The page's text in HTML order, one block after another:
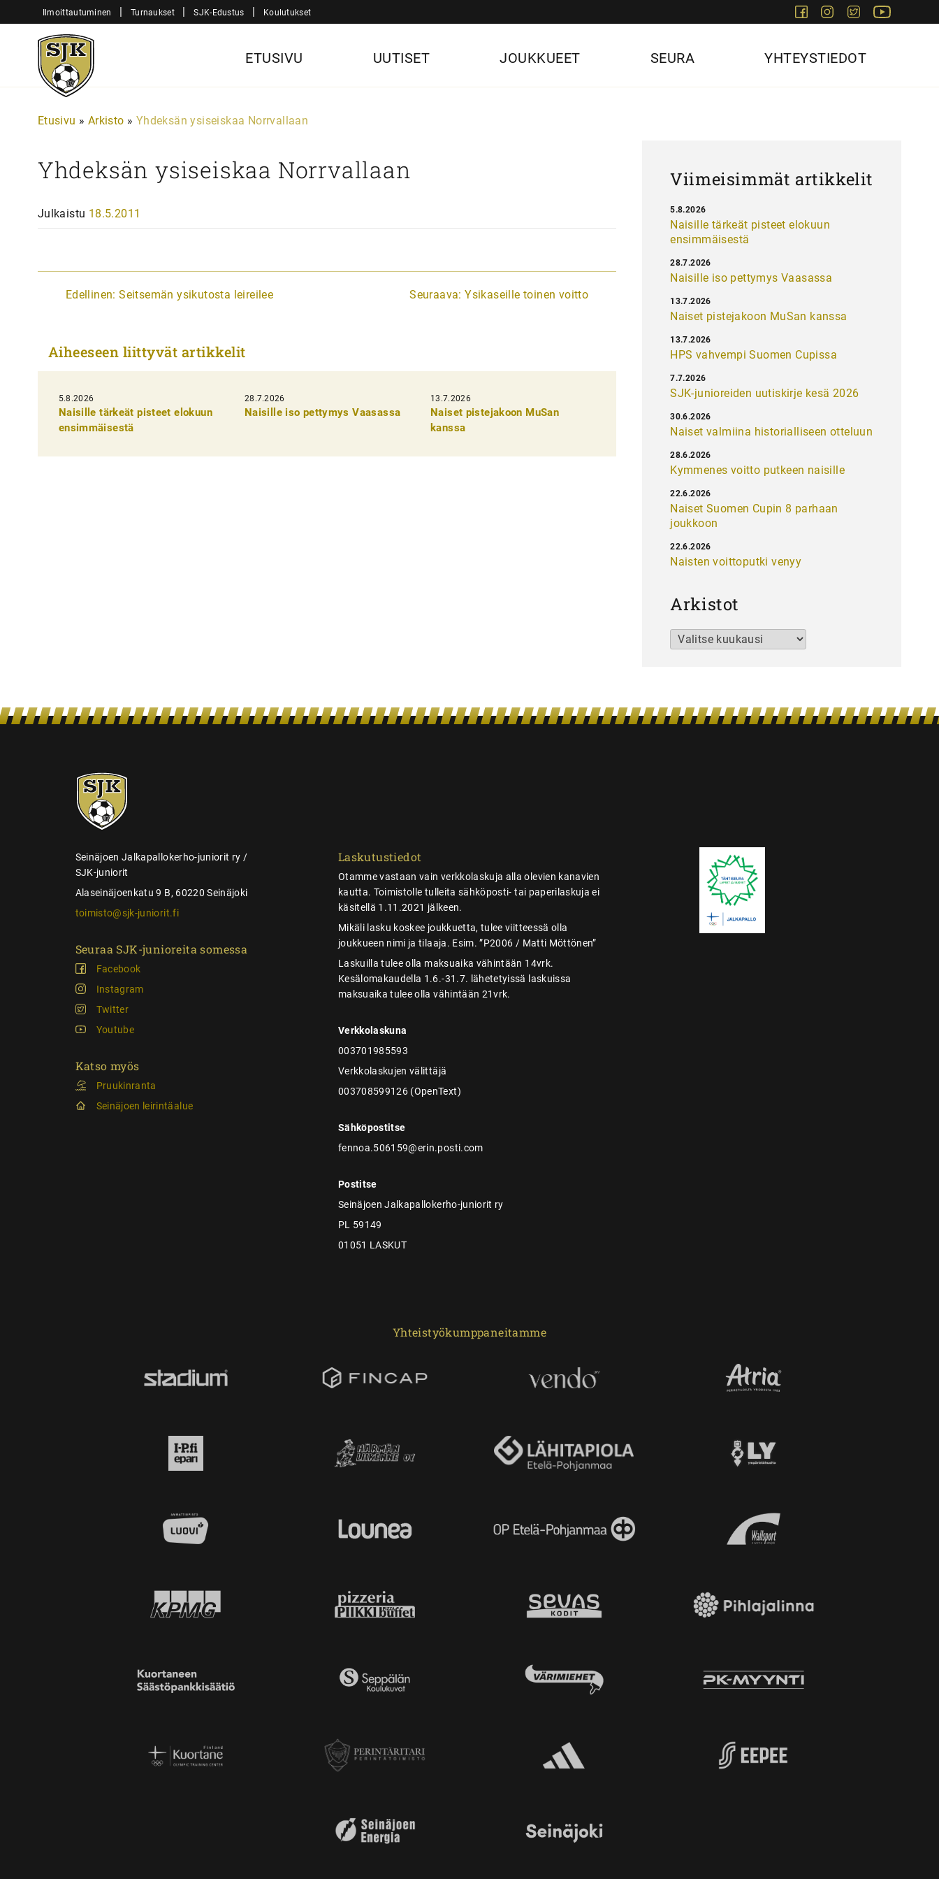
sisältöön
Ilmoittautuminen | Turnaukset | SJK-Edustus | Koulutukset FacebookInstagram
Twitter
Sjk-
Juniorit
ETUSIVU UUTISET JOUKKUEET SEURA YHTEYSTIEDOT
Etusivu » Arkisto » Yhdeksän ysiseiskaa Norrvallaan
Yhdeksän ysiseiskaa Norrvallaan
Julkaistu 18.5.2011
A
i
k
e
Edellinen: Seitsemän ysikutosta leireilee Seuraava: Ysikaseille toinen voitto
Aiheeseen liittyvät artikkelit
5.8.2026
Naisille tärkeät pisteet elokuun
ensimmäisestä
28.7.2026
Naisille iso pettymys Vaasassa
13.7.2026
Naiset pistejakoon MuSan
kanssa
Viimeisimmät artikkelit
Naisille tärkeät pisteet elokuun
ensimmäisestä
5.8.2026
Naisille iso pettymys Vaasassa
28.7.2026
Naiset pistejakoon MuSan kanssa
13.7.2026
HPS vahvempi Suomen Cupissa
13.7.2026
SJK-junioreiden uutiskirje kesä 2026
7.7.2026
Naiset valmiina historialliseen otteluun
30.6.2026
Kymmenes voitto putkeen naisille
28.6.2026
Naiset Suomen Cupin 8 parhaan
joukkoon
22.6.2026
Naisten voittoputki venyy
22.6.2026
Arkistot
Arkistot
SJK-
juniorit
Seinäjoen Jalkapallokerho-juniorit ry /
SJK-juniorit
Alaseinäjoenkatu 9 B, 60220 Seinäjoki
toimisto@sjk-juniorit.fi
Seuraa SJK-junioreita somessa
Facebook
Instagram
Twitter
Youtube
Katso myös
Pruukinranta
Seinäjoen leirintäalue
Laskutustiedot
Otamme vastaan vain verkkolaskuja alla olevien kanavien
kautta. Toimistolle tulleita sähköposti- tai paperilaskuja ei
käsitellä 1.11.2021 jälkeen.
Mikäli lasku koskee joukkuetta, tulee viitteessä olla
joukkueen nimi ja tilaaja. Esim. ”P2006 / Matti Möttönen”
Laskuilla tulee olla maksuaika vähintään 14vrk.
Kesälomakaudella 1.6.-31.7. lähetetyissä laskuissa
maksuaika tulee olla vähintään 21vrk.
Verkkolaskuna
003701985593
Verkkolaskujen välittäjä
003708599126 (OpenText)
Sähköpostitse
fennoa.506159@erin.posti.com
Postitse
Seinäjoen Jalkapallokerho-juniorit ry
PL 59149
01051 LASKUT
Yhteistyökumppaneitamme